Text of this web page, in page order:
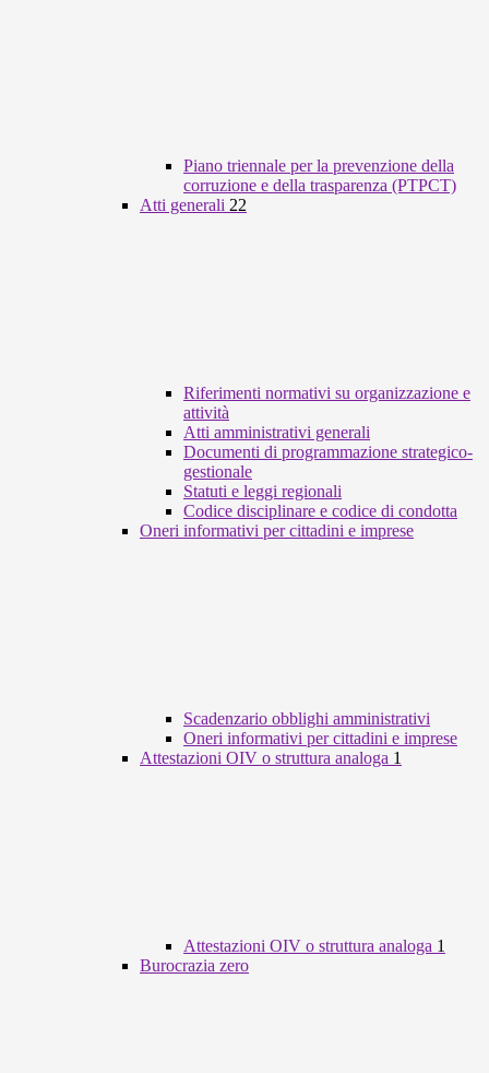
Piano triennale per la prevenzione della
corruzione e della trasparenza (PTPCT)
Atti generali 22
Riferimenti normativi su organizzazione e
attività
Atti amministrativi generali
Documenti di programmazione strategico-
gestionale
Statuti e leggi regionali
Codice disciplinare e codice di condotta
Oneri informativi per cittadini e imprese
Scadenzario obblighi amministrativi
Oneri informativi per cittadini e imprese
Attestazioni OIV o struttura analoga 1
Attestazioni OIV o struttura analoga 1
Burocrazia zero